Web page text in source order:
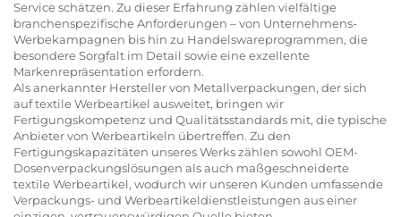
Service schätzen. Zu dieser Erfahrung zählen vielfältige
branchenspezifische Anforderungen – von Unternehmens-
Werbekampagnen bis hin zu Handelswareprogrammen, die
besondere Sorgfalt im Detail sowie eine exzellente
Markenrepräsentation erfordern.
Als anerkannter Hersteller von Metallverpackungen, der sich
auf textile Werbeartikel ausweitet, bringen wir
Fertigungskompetenz und Qualitätsstandards mit, die typische
Anbieter von Werbeartikeln übertreffen. Zu den
Fertigungskapazitäten unseres Werks zählen sowohl OEM-
Dosenverpackungslösungen als auch maßgeschneiderte
textile Werbeartikel, wodurch wir unseren Kunden umfassende
Verpackungs- und Werbeartikeldienstleistungen aus einer